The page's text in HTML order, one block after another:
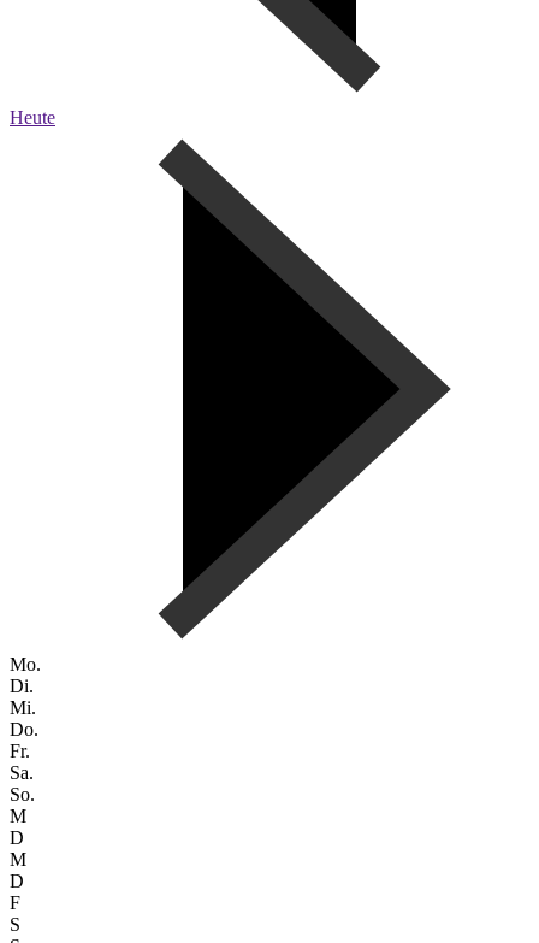
Heute
Mo.
Di.
Mi.
Do.
Fr.
Sa.
So.
M
D
M
D
F
S